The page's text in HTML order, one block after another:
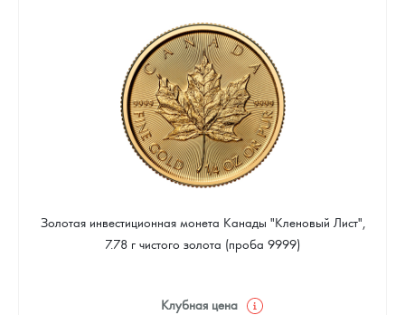
Цена выкупа
Звоните
Золотая инвестиционная монета Канады "Кленовый Лист",
7.78 г чистого золота (проба 9999)
Клубная цена